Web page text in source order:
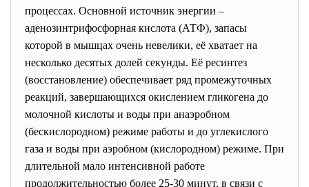
процессах. Основной источник энергии –
аденозинтрифосфорная кислота (АТФ), запасы
которой в мышцах очень невелики, её хватает на
несколько десятых долей секунды. Её ресинтез
(восстановление) обеспечивает ряд промежуточных
реакций, завершающихся окислением гликогена до
молочной кислоты и воды при анаэробном
(бескислородном) режиме работы и до углекислого
газа и воды при аэробном (кислородном) режиме. При
длительной мало интенсивной работе
продолжительностью более 25-30 минут, в связи с